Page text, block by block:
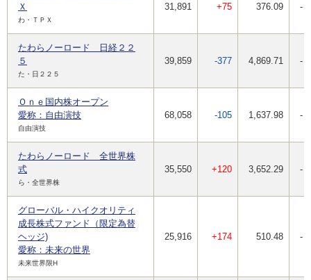
Ｘ
わ・ＴＰＸ
31,891 +75 376.09 -
たわらノーロード 日経２２
５
た・日２２５
39,859 -377 4,869.71 -
Ｏｎｅ国内株オープン
愛称：自由演技
自由演技
68,058 -105 1,637.98 -
たわらノーロード 全世界株
式
ら・全世界株
35,550 +120 3,652.29 -
グローバル・ハイクオリティ
成長株式ファンド（限定為替
ヘッジ)
愛称：未来の世界
未来世界限H
25,916 +174 510.48 -